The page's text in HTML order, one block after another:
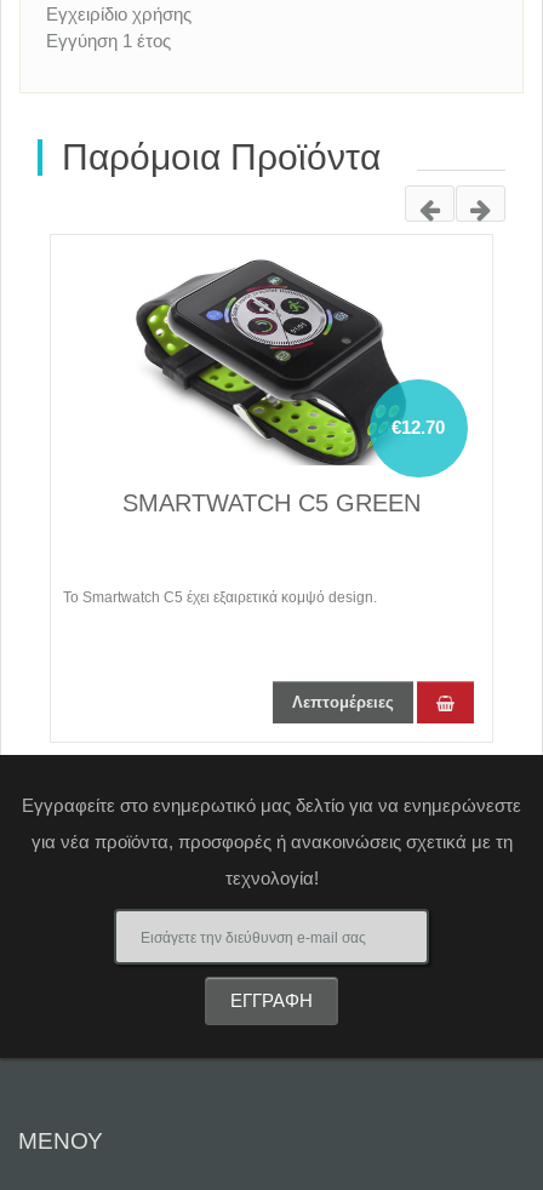
Εγχειρίδιο χρήσης
Εγγύηση 1 έτος
Παρόμοια Προϊόντα
€12.70
SMARTWATCH C5 GREEN
Το Smartwatch C5 έχει εξαιρετικά κομψό design.
Λεπτομέρειες
Εγγραφείτε στο ενημερωτικό μας δελτίο για να ενημερώνεστε
για νέα προϊόντα, προσφορές ή ανακοινώσεις σχετικά με τη
τεχνολογία!
ΜΕΝΟΥ